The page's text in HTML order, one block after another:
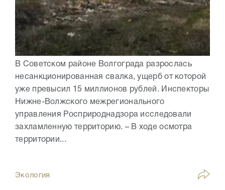
В Советском районе Волгограда разрослась
несанкционированная свалка, ущерб от которой
уже превысил 15 миллионов рублей. Инспекторы
Нижне-Волжского межрегионального
управления Росприроднадзора исследовали
захламленную территорию. – В ходе осмотра
территории...
Экология